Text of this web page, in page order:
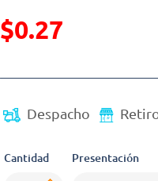
$0.27
Despacho
Cantidad Presentación